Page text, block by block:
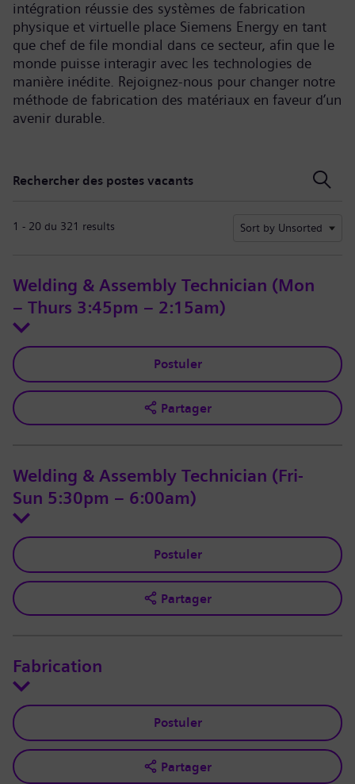
intégration réussie des systèmes de fabrication
physique et virtuelle place Siemens Energy en tant
que chef de file mondial dans ce secteur, afin que le
monde puisse interagir avec les technologies de
manière inédite. Rejoignez-nous pour changer notre
méthode de fabrication des matériaux en faveur d’un
avenir durable.
Rechercher des postes vacants
1 - 20 du 321 results Sort by Unsorted
Welding & Assembly Technician (Mon
– Thurs 3:45pm – 2:15am)
Postuler
Partager
Welding & Assembly Technician (Fri-
Sun 5:30pm – 6:00am)
Postuler
Partager
Fabrication
Postuler
Partager